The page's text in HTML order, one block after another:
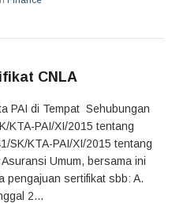
CNLA
PAI di Tempat Sehubungan
KTA-PAI/XI/2015 tentang
SK/KTA-PAI/XI/2015 tentang
Umum, bersama ini
pengajuan sertifikat sbb: A.
2...